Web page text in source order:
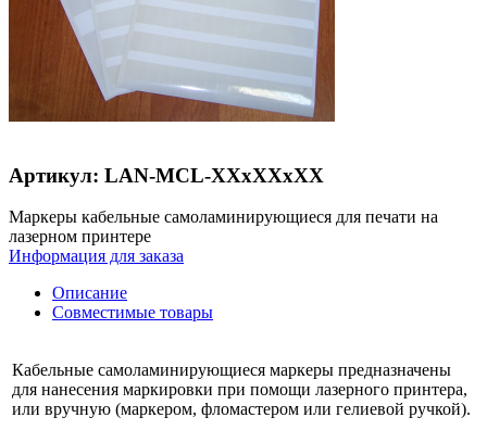
Артикул: LAN-MCL-XXxXXxXX
Маркеры кабельные самоламинирующиеся для печати на
лазерном принтере
Информация для заказа
Описание
Совместимые товары
Кабельные самоламинирующиеся маркеры предназначены
для нанесения маркировки при помощи лазерного принтера,
или вручную (маркером, фломастером или гелиевой ручкой).